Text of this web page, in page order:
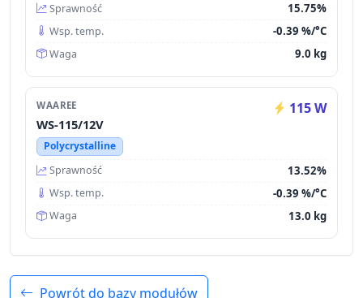
Sprawność
15.75%
Wsp. temp. -0.39 %/°C
Waga 9.0 kg
WAAREE 115 W
WS-115/12V
Polycrystalline
Sprawność
13.52%
Wsp. temp. -0.39 %/°C
Waga 13.0 kg
Powrót do bazy modułów